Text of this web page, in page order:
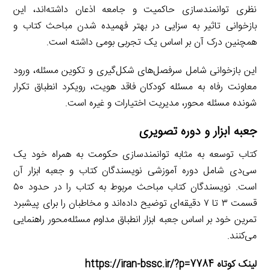
نظری توانمندسازی حاکمیت و جامعه اذعان داشته‌اند، این
بازخوانی تاثیر به سزایی در بهتر فهمیده شدن مباحث کتاب و
همچنین درک آن بر اساس یک تجربی بومی داشته است.
این بازخوانی شامل سرفصل‌های شکل‌گیری و تکوین مسئله، ورود
معاونت رفاه به مسئله کودکان فاقد هویت، رویکرد انطباق تکرار
شونده مسئله محور، مدیریت اختیارات و غیره است.
جعبه ابزار و دوره تصویری
کتاب توسعه به مثابه توانمندسازی حکومت به همراه خود یک
سی‌دی شامل دوره آموزشی نویسندگان کتاب و جعبه ابزار آن
است. نویسندگان کتاب مباحث مربوط به کتاب را در حدود ۵۰
قسمت ۳ تا ۷ دقیقه‌ای توضیح داده‌اند و مخاطبان را برای پیشبرد
تمرین خود بر اساس جعبه ابزار انطباق مداوم مسئله‌محور راهنمایی
می‌کنند.
لینک کوتاه https://iran-bssc.ir/?p=7784